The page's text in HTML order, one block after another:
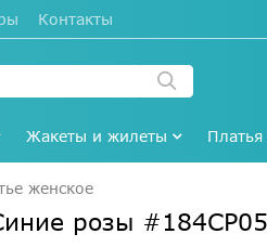
Контакты
Жакеты и жилеты
женское
розы